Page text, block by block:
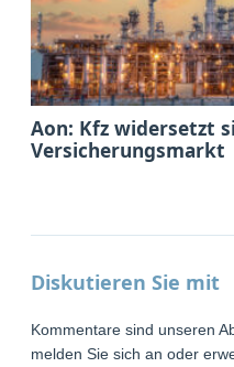
Aon: Kfz widersetzt
Versicherungsmarkt
Diskutieren Sie mit
Kommentare sind unseren
melden Sie sich an oder